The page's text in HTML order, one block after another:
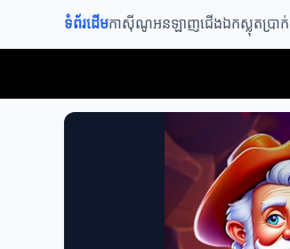
ទំព័រដើមកាស៊ីណូអនឡាញជើងឯកស្លុតប្រា